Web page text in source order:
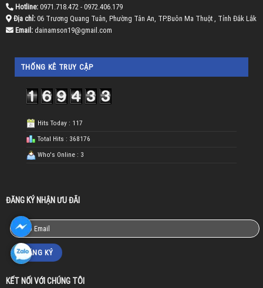
Hotline:0971.718.472 - 0972.406.179
Địa chỉ:06 Trương Quang Tuân, Phường Tân An, TP.Buôn Ma Thuột , Tỉnh Đắk Lắk
Email:dainamson19@gmail.com
THỐNG KÊ TRUY CẬP
Hits Today : 117
Total Hits : 368176
Who's Online : 3
ĐĂNG KÝ NHẬN ƯU ĐÃI
KẾT NỐI VỚI CHÚNG TÔI